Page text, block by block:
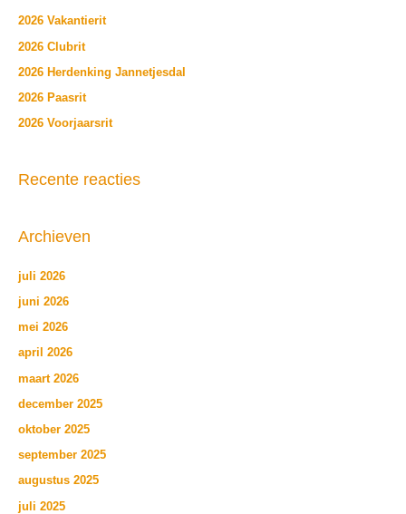
r
:
2026 Vakantierit
2026 Clubrit
2026 Herdenking Jannetjesdal
2026 Paasrit
2026 Voorjaarsrit
Recente reacties
Archieven
juli 2026
juni 2026
mei 2026
april 2026
maart 2026
december 2025
oktober 2025
september 2025
augustus 2025
juli 2025